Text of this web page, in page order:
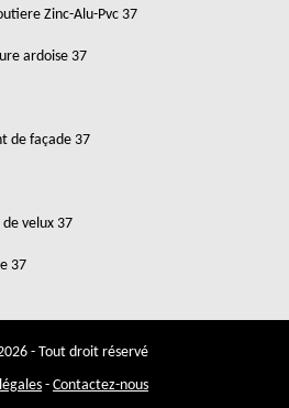
Zinc-Alu-Pvc 37
ardoise 37
de façade 37
velux 37
37
- Tout droit réservé
- Contactez-nous